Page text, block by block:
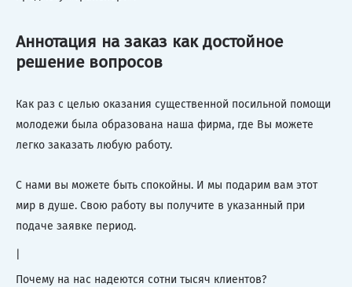
Аннотация на заказ как достойное
решение вопросов
Как раз с целью оказания существенной посильной помощи
молодежи была образована наша фирма, где Вы можете
легко заказать любую работу.
С нами вы можете быть спокойны. И мы подарим вам этот
мир в душе. Свою работу вы получите в указанный при
подаче заявке период.
Почему на нас надеются сотни тысяч клиентов?